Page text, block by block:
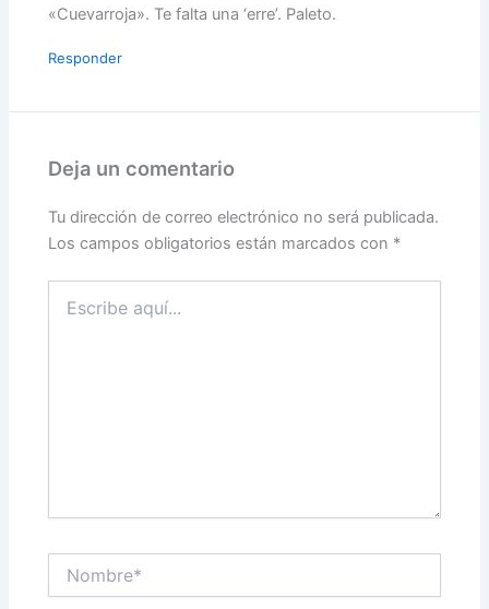
«Cuevarroja». Te falta una ‘erre’. Paleto.
Responder
Deja un comentario
Tu dirección de correo electrónico no será publicada.
Los campos obligatorios están marcados con *
aquí...